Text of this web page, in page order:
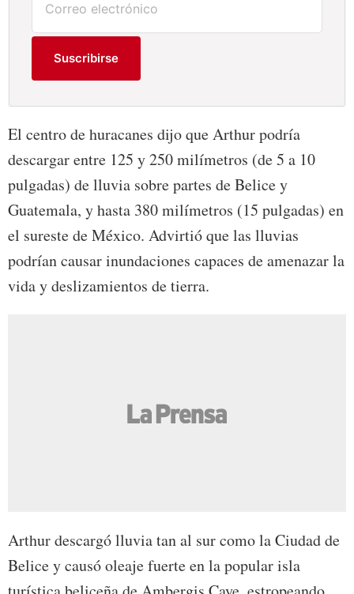
Suscribirse
El centro de huracanes dijo que Arthur podría
descargar entre 125 y 250 milímetros (de 5 a 10
pulgadas) de lluvia sobre partes de Belice y
Guatemala, y hasta 380 milímetros (15 pulgadas) en
el sureste de México. Advirtió que las lluvias
podrían causar inundaciones capaces de amenazar la
vida y deslizamientos de tierra.
Arthur descargó lluvia tan al sur como la Ciudad de
Belice y causó oleaje fuerte en la popular isla